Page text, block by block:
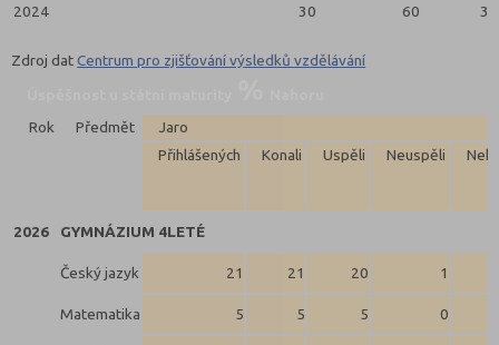
2024 30 60 30
Zdroj datCentrum pro zjišťování výsledků vzdělávání
Rok
Předmět
Jaro
Přihlášených
Konali Uspěli Neuspěli
2026 GYMNÁZIUM 4LETÉ
Český jazyk 21 21 20 1
Matematika 5 5 5 0